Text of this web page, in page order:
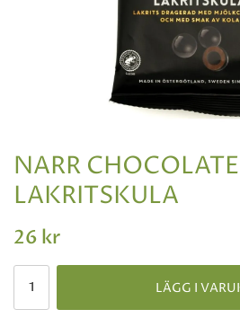
NARR
LAKRITSKULA
26 kr
LÄGG I